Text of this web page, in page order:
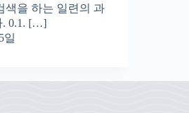
색을 하는 일련의 과
. 0.1. […]
일